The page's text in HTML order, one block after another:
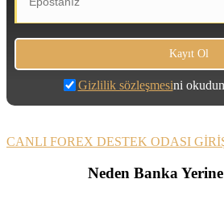
Gizlilik sözleşmesini
CANLI FOREX DESTEK ODASI
Neden Banka